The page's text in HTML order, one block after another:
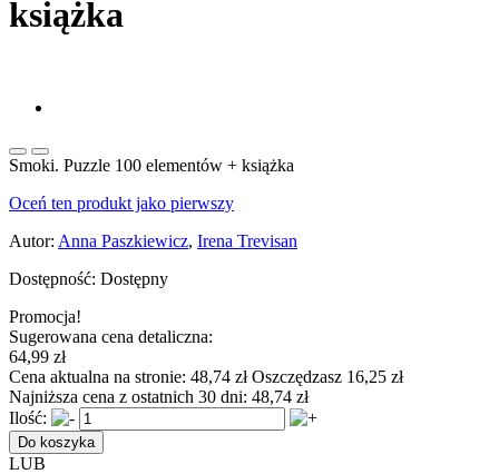
książka
Smoki. Puzzle 100 elementów + książka
Oceń ten produkt jako pierwszy
Autor: Anna Paszkiewicz, Irena Trevisan
Dostępność: Dostępny
Promocja!
Sugerowana cena detaliczna:
64,99 zł
Cena aktualna na stronie: 48,74 złOszczędzasz 16,25 zł
Najniższa cena z ostatnich 30 dni: 48,74 zł
Ilość:
Do koszyka
LUB